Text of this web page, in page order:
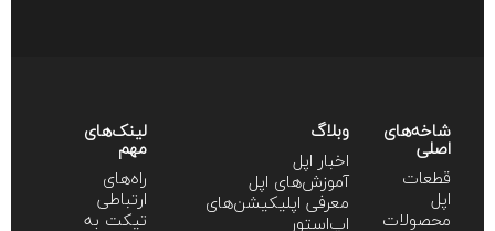
شاخه‌های
اصلی
قطعات
اپل
محصولات
وبلاگ
اخبار اپل
آموزش‌‌های اپل
معرفی اپلیکیشن‌های
اپ‌استور
لینک‌های
مهم
راه‌های
ارتباطی
تیکت به